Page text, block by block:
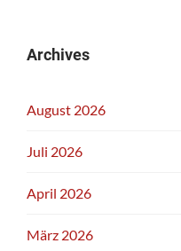
Archives
August 2026
Juli 2026
April 2026
März 2026